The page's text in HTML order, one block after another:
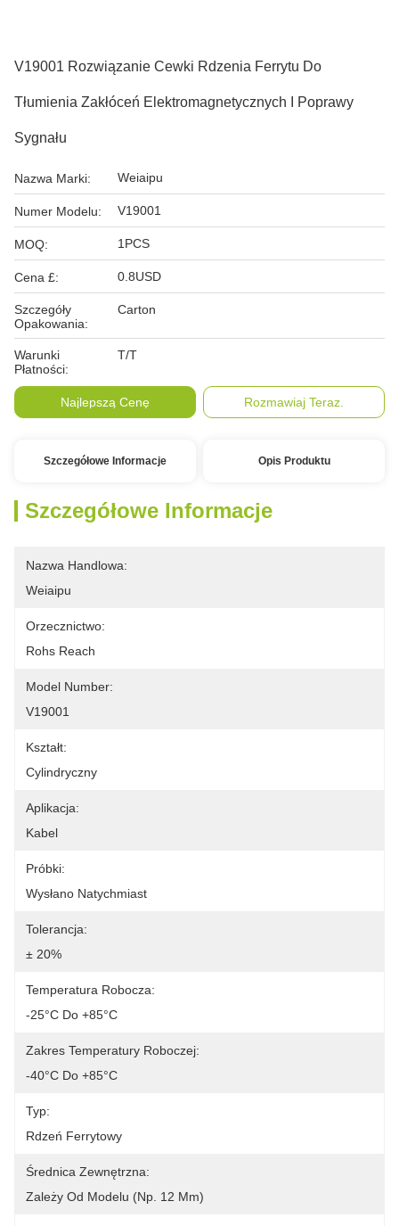
V19001 Rozwiązanie Cewki Rdzenia Ferrytu Do
Tłumienia Zakłóceń Elektromagnetycznych I Poprawy
Sygnału
Nazwa Marki: Weiaipu
Numer Modelu: V19001
MOQ: 1PCS
Cena £: 0.8USD
Szczegóły
Opakowania:
Carton
Warunki
Płatności:
T/T
Najlepszą Cenę Rozmawiaj Teraz.
Szczegółowe Informacje Opis Produktu
Szczegółowe Informacje
Nazwa Handlowa:
Weiaipu
Orzecznictwo:
Rohs Reach
Model Number:
V19001
Kształt:
Cylindryczny
Aplikacja:
Kabel
Próbki:
Wysłano Natychmiast
Tolerancja:
± 20%
Temperatura Robocza:
-25°C Do +85°C
Zakres Temperatury Roboczej:
-40°C Do +85°C
Typ:
Rdzeń Ferrytowy
Średnica Zewnętrzna:
Zależy Od Modelu (np. 12 Mm)